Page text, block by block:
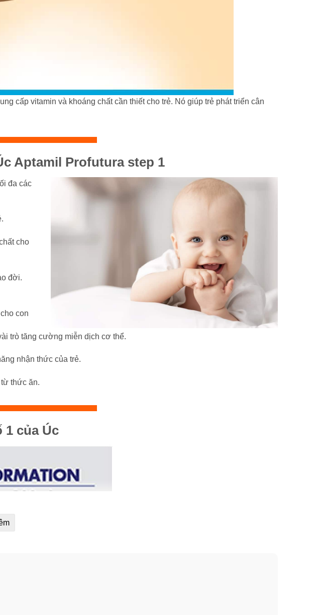
cấp vitamin và khoáng chất cần thiết cho trẻ. Nó giúp trẻ phát triển cân
Aptamil Profutura step 1
đa các
cho
đời.
con
trò tăng cường miễn dịch cơ thể.
nhận thức của trẻ.
thức ăn.
của Úc